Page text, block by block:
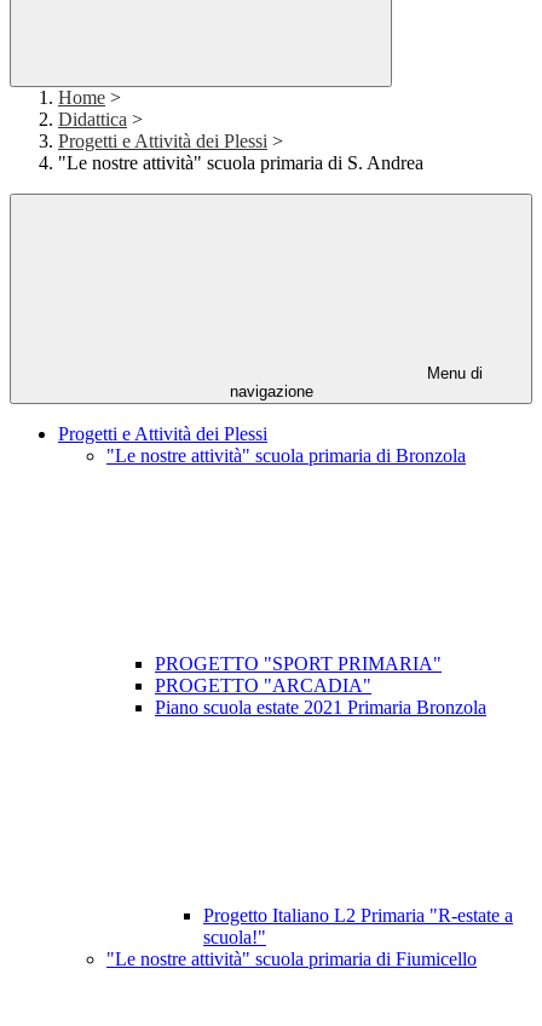
Home >
Didattica >
Progetti e Attività dei Plessi >
"Le nostre attività" scuola primaria di S. Andrea
Menu di
navigazione
Progetti e Attività dei Plessi
"Le nostre attività" scuola primaria di Bronzola
PROGETTO "SPORT PRIMARIA"
PROGETTO "ARCADIA"
Piano scuola estate 2021 Primaria Bronzola
Progetto Italiano L2 Primaria "R-estate a
scuola!"
"Le nostre attività" scuola primaria di Fiumicello